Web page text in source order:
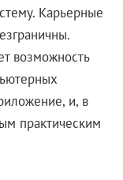
Карьерные
возможность
и, в
практическим